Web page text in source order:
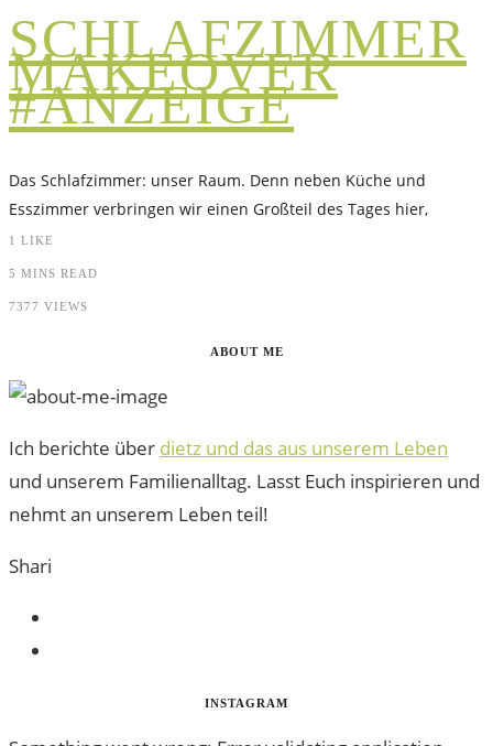
SCHLAFZIMMER
MAKEOVER
#ANZEIGE
Das Schlafzimmer: unser Raum. Denn neben Küche und
Esszimmer verbringen wir einen Großteil des Tages hier,
1 LIKE
5 MINS READ
7377 VIEWS
ABOUT ME
Ich berichte über dietz und das aus unserem Leben
und unserem Familienalltag. Lasst Euch inspirieren und
nehmt an unserem Leben teil!
Shari
INSTAGRAM